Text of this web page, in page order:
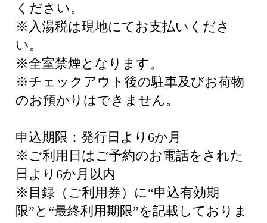
ください。
※入湯税は現地にてお支払いくださ
い。
※全室禁煙となります。
※チェックアウト後の駐車及びお荷物
のお預かりはできません。
申込期限：発行日より6か月
※ご利用日はご予約のお電話をされた
日より6か月以内
※目録（ご利用券）に“申込有効期
限”と“最終利用期限”を記載しておりま